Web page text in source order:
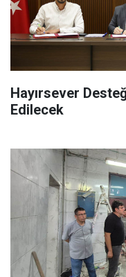
Hayırsever
Edilecek